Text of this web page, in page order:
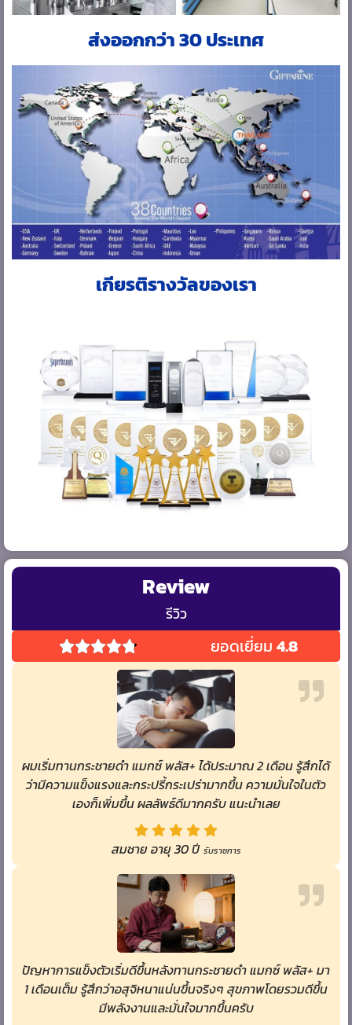
ส่งออกกว่า 30 ประเทศ
เกียรติรางวัลของเรา
Review
รีวิว
ยอดเยี่ยม 4.8
ผมเริ่มทานกระชายดำ แมกซ์ พลัส+ ได้ประมาณ 2 เดือน รู้สึกได้
ว่ามีความแข็งแรงและกระปรี้กระเปร่ามากขึ้น ความมั่นใจในตัว
เองก็เพิ่มขึ้น ผลลัพธ์ดีมากครับ แนะนำเลย
สมชาย อายุ 30 ปี รับราชการ
ปัญหาการแข็งตัวเริ่มดีขึ้นหลังทานกระชายดำ แมกซ์ พลัส+ มา
1 เดือนเต็ม รู้สึกว่าอสุจิหนาแน่นขึ้นจริงๆ สุขภาพโดยรวมดีขึ้น
มีพลังงานและมั่นใจมากขึ้นครับ